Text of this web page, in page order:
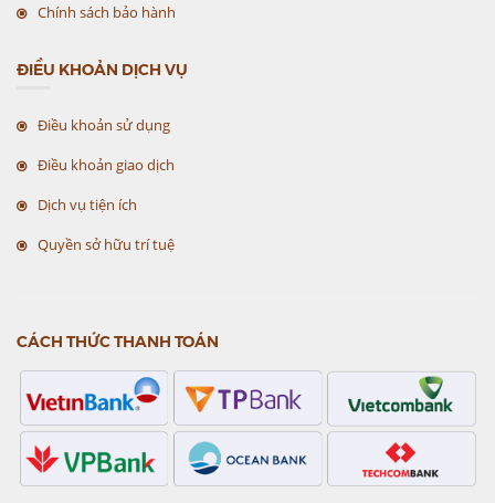
Chính sách bảo hành
ĐIỀU KHOẢN DỊCH VỤ
Điều khoản sử dụng
Điều khoản giao dịch
Dịch vụ tiện ích
Quyền sở hữu trí tuệ
CÁCH THỨC THANH TOÁN